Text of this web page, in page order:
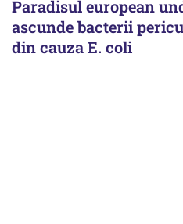
Paradisul european
ascunde bacterii
din cauza E. coli